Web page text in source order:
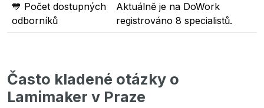
💙 Počet dostupných
odborníků
Aktuálně je na DoWork
registrováno 8 specialistů.
Často kladené otázky o
Lamimaker v Praze